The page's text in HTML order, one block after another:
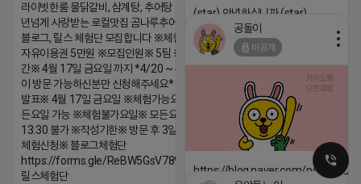
라이빗한룸 물닭갈비, 삼계탕, 추어탕 맛집 10
년넘게 사랑받는 로컬맛집 곰나루추어탕에서
블로그, 릴스 체험단 모집합니다 ※체험메뉴※
자유이용권 5만원 ※모집인원※ 5팀 ※모집기
간※ 4월 17일 금요일 까지 *4/20 ~ 4/26 사
이 방문 가능하신분만 신청해주세요* ※체험단
발표※ 4월 17일 금요일 ※체험가능요일※ 모
든요일 가능 ※체험불가요일※ 모든요일 12 ~
13:30 불가 ※작성기한※ 방문 후 3일 이내 ※
체험신청※ 블로그체험단
https://forms.gle/ReBW5GsV789ur2Pz6
릴스체험단
(star) 안녕하십니까 (star)
2026-04-18 17:12
공돌이
비공개
https://blog.naver.com/pshwin2/